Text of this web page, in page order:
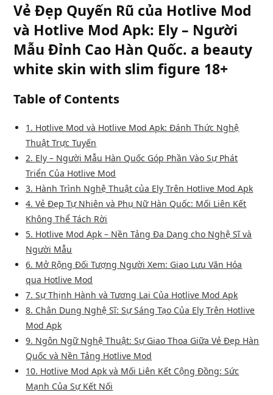
Vẻ Đẹp Quyến Rũ của Hotlive Mod
và Hotlive Mod Apk: Ely – Người
Mẫu Đỉnh Cao Hàn Quốc. a beauty
white skin with slim figure 18+
Table of Contents
1. Hotlive Mod và Hotlive Mod Apk: Đánh Thức Nghệ
Thuật Trực Tuyến
2. Ely – Người Mẫu Hàn Quốc Góp Phần Vào Sự Phát
Triển Của Hotlive Mod
3. Hành Trình Nghệ Thuật của Ely Trên Hotlive Mod Apk
4. Vẻ Đẹp Tự Nhiên và Phụ Nữ Hàn Quốc: Mối Liên Kết
Không Thể Tách Rời
5. Hotlive Mod Apk – Nền Tảng Đa Dạng cho Nghệ Sĩ và
Người Mẫu
6. Mở Rộng Đối Tượng Người Xem: Giao Lưu Văn Hóa
qua Hotlive Mod
7. Sự Thịnh Hành và Tương Lai Của Hotlive Mod Apk
8. Chân Dung Nghệ Sĩ: Sự Sáng Tạo Của Ely Trên Hotlive
Mod Apk
9. Ngôn Ngữ Nghệ Thuật: Sự Giao Thoa Giữa Vẻ Đẹp Hàn
Quốc và Nền Tảng Hotlive Mod
10. Hotlive Mod Apk và Mối Liên Kết Cộng Đồng: Sức
Mạnh Của Sự Kết Nối